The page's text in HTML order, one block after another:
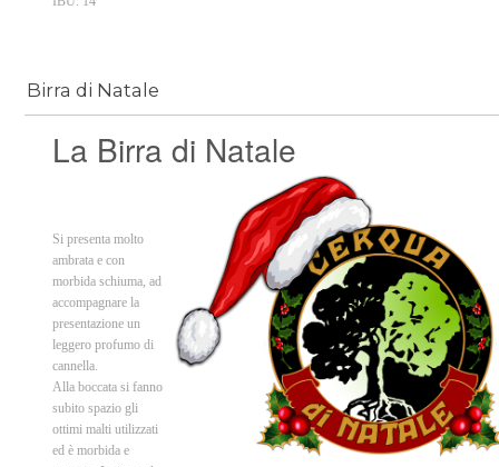
Birra di Natale
La Birra di Natale
Si presenta molto
ambrata e con
morbida schiuma, ad
accompagnare la
presentazione un
leggero profumo di
cannella.
Alla boccata si fanno
subito spazio gli
ottimi malti utilizzati
ed è morbida e